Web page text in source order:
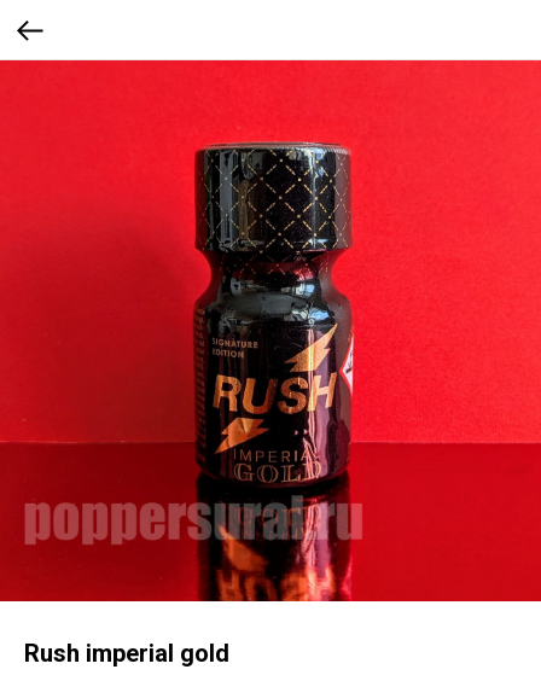
Rush imperial gold